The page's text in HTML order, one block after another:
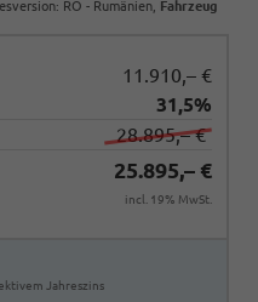
RO - Rumänien, Fahrzeug
11.910,– €
31,5%
28.895,– €
25.895,– €
incl. 19% MwSt.
Jahreszins